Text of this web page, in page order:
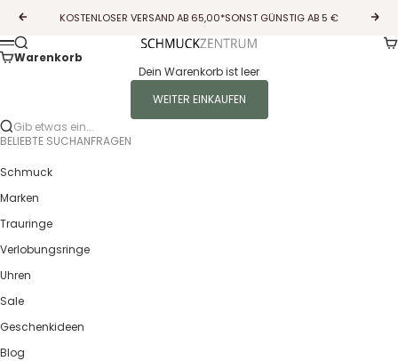
Zurück
KOSTENLOSER VERSAND AB 65,00*SONST GÜNSTIG AB 5 €
Vor
Guldcenter
Menü
Suche
Warenkorb
Dein Warenkorb ist leer
WEITER EINKAUFEN
Gib etwas ein...
BELIEBTE SUCHANFRAGEN
Schmuck
Marken
Trauringe
Verlobungsringe
Uhren
Sale
Geschenkideen
Blog